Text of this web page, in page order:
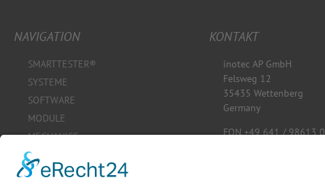
NAVIGATION
SMARTTESTER®
SYSTEME
SOFTWARE
MODULE
MECHANICS
OnDEMAND
SHOP
KONTAKT
inotec AP GmbH
Felsweg 12
35435 Wettenberg
Germany
FON +49 641 / 98613 0